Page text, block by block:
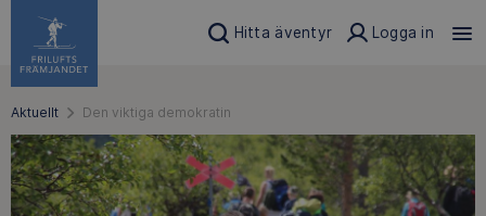
Hitta äventyr Logga in
Aktuellt Den viktiga demokratin